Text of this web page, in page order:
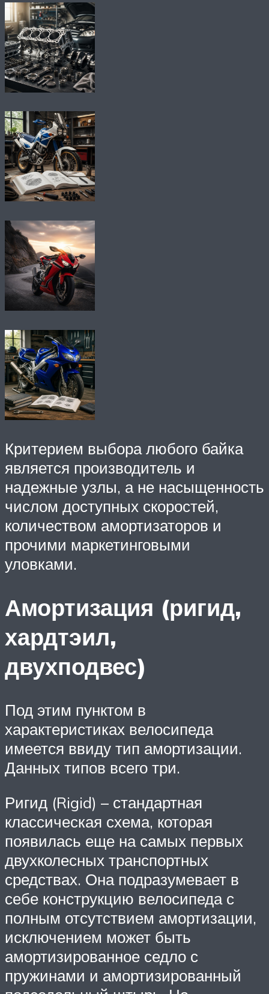
Критерием выбора любого байка
является производитель и
надежные узлы, а не насыщенность
числом доступных скоростей,
количеством амортизаторов и
прочими маркетинговыми
уловками.
Амортизация (ригид,
хардтэил,
двухподвес)
Под этим пунктом в
характеристиках велосипеда
имеется ввиду тип амортизации.
Данных типов всего три.
Ригид (Rigid) – стандартная
классическая схема, которая
появилась еще на самых первых
двухколесных транспортных
средствах. Она подразумевает в
себе конструкцию велосипеда с
полным отсутствием амортизации,
исключением может быть
амортизированное седло с
пружинами и амортизированный